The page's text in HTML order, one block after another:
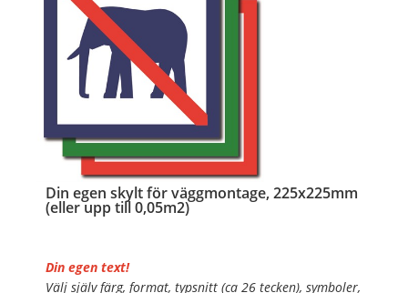
Din egen skylt för väggmontage, 225x225mm
(eller upp till 0,05m2)
Din egen text!
Välj själv färg, format, typsnitt (ca 26 tecken), symboler,